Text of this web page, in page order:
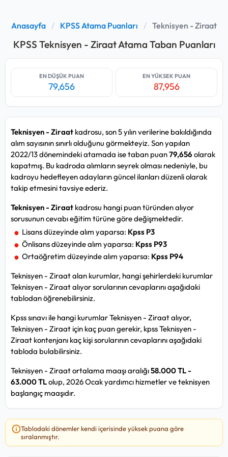
Anasayfa / KPSS Atama Puanları / Teknisyen - Ziraat
KPSS Teknisyen - Ziraat Atama Taban Puanları
EN DÜŞÜK PUAN
79,656
EN YÜKSEK PUAN
87,956
Teknisyen - Ziraat kadrosu, son 5 yılın verilerine bakıldığında
alım sayısının sınırlı olduğunu görmekteyiz. Son yapılan
2022/13 dönemindeki atamada ise taban puan79,656 olarak
kapatmış. Bu kadroda alımların seyrek olması nedeniyle, bu
kadroyu hedefleyen adayların güncel ilanları düzenli olarak
takip etmesini tavsiye ederiz.
Teknisyen - Ziraat kadrosu hangi puan türünden alıyor
sorusunun cevabı eğitim türüne göre değişmektedir.
Lisans düzeyinde alım yaparsa: Kpss P3
Önlisans düzeyinde alım yaparsa: Kpss P93
Ortaöğretim düzeyinde alım yaparsa: Kpss P94
Teknisyen - Ziraat alan kurumlar, hangi şehirlerdeki kurumlar
Teknisyen - Ziraat alıyor sorularının cevaplarını aşağıdaki
tablodan öğrenebilirsiniz.
Kpss sınavı ile hangi kurumlar Teknisyen - Ziraat alıyor,
Teknisyen - Ziraat için kaç puan gerekir, kpss Teknisyen -
Ziraat kontenjanı kaç kişi sorularının cevaplarını aşağıdaki
tabloda bulabilirsiniz.
Teknisyen - Ziraat ortalama maaşı aralığı58.000 TL -
63.000 TLolup, 2026 Ocak yardımcı hizmetler ve teknisyen
başlangıç maaşıdır.
Tablodaki dönemler kendi içerisinde yüksek puana göre
sıralanmıştır.